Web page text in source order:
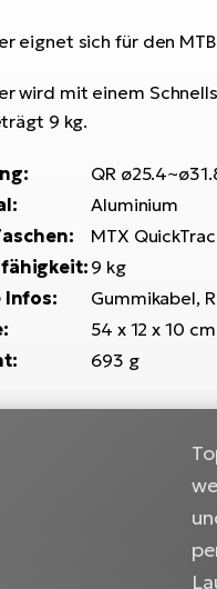
eignet sich für den
wird mit einem
9 kg.
QR
Aluminium
MTX
9 kg
Infos:
Gummikabel,
54 x 12 x 10 cm
693 g